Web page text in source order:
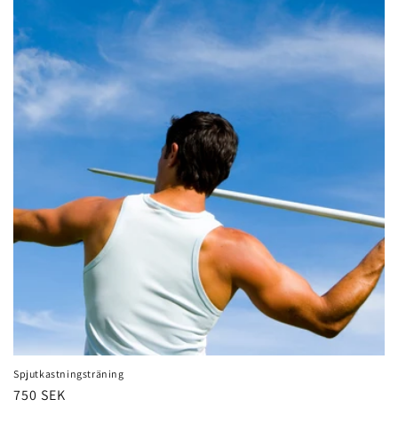
Spjutkastningsträning
Ordinarie
750 SEK